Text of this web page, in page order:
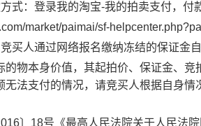
式：登录我的淘宝-我的拍卖支付，付
market/paimai/sf-
买人通过网络报名缴纳冻结的保证金
的物本身价值，其起拍价、保证金、
无法支付的情况，请竞买人根据自身
〕 18号《最高人民法院关于人民法